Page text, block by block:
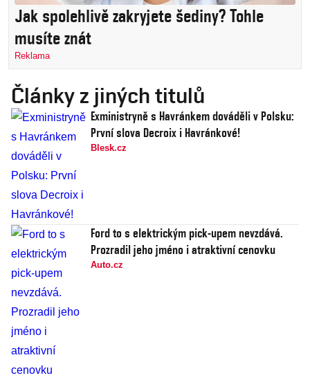
Jak spolehlivě zakryjete šediny? Tohle
musíte znát
Reklama
Články z jiných titulů
Exministryně s Havránkem dováděli v Polsku:
První slova Decroix i Havránkové!
Blesk.cz
Ford to s elektrickým pick-upem nevzdává.
Prozradil jeho jméno i atraktivní cenovku
Auto.cz